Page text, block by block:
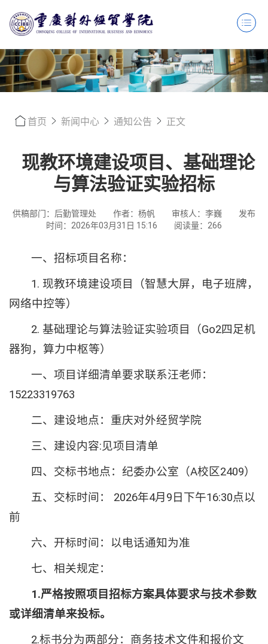
首页 新闻中心 通知公告 正文
现教环境建设项目、基础理论
与算法验证实验招标
供稿部门：后勤管理处 作者：杨帆 审核人：李巍
发布
时间：2026年03月31日 15:16
阅读量： 266
一、招标项目名称：
1. 现教环境建设项目（智慧大屏，电子班牌，
网络中控等）
2. 基础理论与算法验证实验项目（Go2四足机
器狗，算力中枢等）
一、项目详细清单要求联系汪老师：
15223319763
二、建设地点：重庆对外经贸学院
三、建设内容:见项目清单
四、交标书地点：纪委办公室（A校区2409）
五、交标时间： 2026年4月9日下午16:30点以
前
六、开标时间：以电话通知为准
七、相关规定：
1.严格按照项目招标方案具体要求与技术参数
或详细清单来投标。
2.标书分为两部分：商务技术文件和报价文